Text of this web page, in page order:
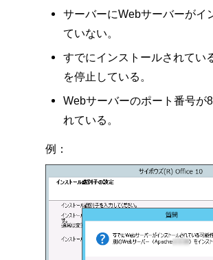
サーバーにWebサーバーがイ
ていない。
すでにインストールされてい
を停止している。
Webサーバーのポート番号が
れている。
例：